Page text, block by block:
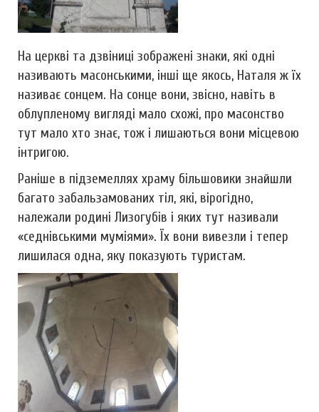
На церкві та дзвіниці зображені знаки, які одні
називають масонськими, інші ще якось, Наталя ж їх
називає сонцем. На сонце вони, звісно, навіть в
облупленому вигляді мало схожі, про масонство
тут мало хто знає, тож і лишаються вони місцевою
інтригою.
Раніше в підземеллях храму більшовики знайшли
багато забальзамованих тіл, які, вірогідно,
належали родині Лизогубів і яких тут називали
«седнівськими муміями». Їх вони вивезли і тепер
лишилася одна, яку показують туристам.